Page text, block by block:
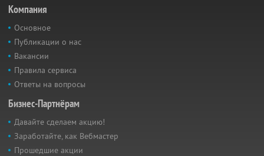
Компания
Основное
Публикации о нас
Вакансии
Правила сервиса
Ответы на вопросы
Бизнес-Партнёрам
Давайте сделаем акцию!
Заработайте, как Вебмастер
Прошедшие акции